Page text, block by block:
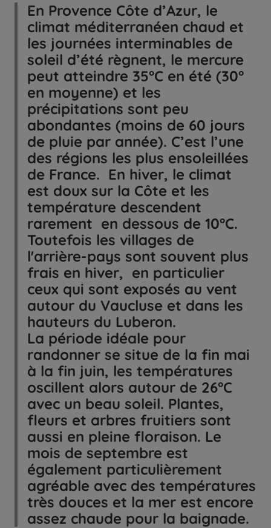
En Provence Côte d’Azur, le
climat méditerranéen chaud et
les journées interminables de
soleil d’été règnent, le mercure
peut atteindre 35°C en été (30°
en moyenne) et les
précipitations sont peu
abondantes (moins de 60 jours
de pluie par année). C’est l’une
des régions les plus ensoleillées
de France. En hiver, le climat
est doux sur la Côte et les
température descendent
rarement en dessous de 10°C.
Toutefois les villages de
l'arrière-pays sont souvent plus
frais en hiver, en particulier
ceux qui sont exposés au vent
autour du Vaucluse et dans les
hauteurs du Luberon.
La période idéale pour
randonner se situe de la fin mai
à la fin juin, les températures
oscillent alors autour de 26°C
avec un beau soleil. Plantes,
fleurs et arbres fruitiers sont
aussi en pleine floraison. Le
mois de septembre est
également particulièrement
agréable avec des températures
très douces et la mer est encore
assez chaude pour la baignade.